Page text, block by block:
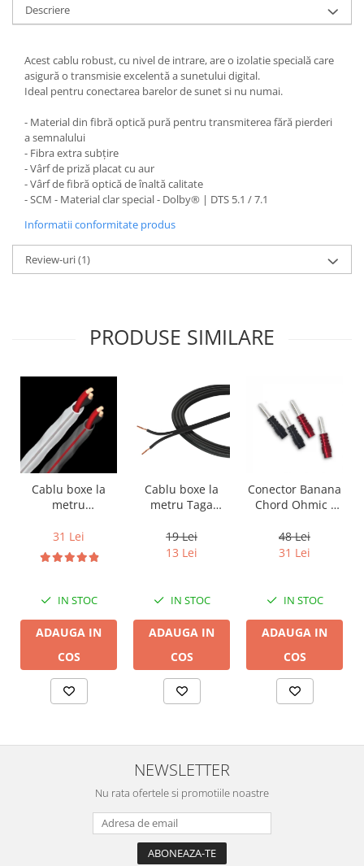
Descriere
Acest cablu robust, cu nivel de intrare, are o izolatie specială care
asigură o transmisie excelentă a sunetului digital.
Ideal pentru conectarea barelor de sunet si nu numai.
- Material din fibră optică pură pentru transmiterea fără pierderi
a semnalului
- Fibra extra subțire
- Vârf de priză placat cu aur
- Vârf de fibră optică de înaltă calitate
- SCM - Material clar special - Dolby® | DTS 5.1 / 7.1
Informatii conformitate produs
Review-uri(1)
PRODUSE SIMILARE
Cablu boxe la
metru
DB 16/2,
conductor cupru
LGC
31 Lei
IN STOC
ADAUGA IN
COS
Cablu boxe la
metru Taga
14B, 2 x 2mm
19 Lei
13 Lei
IN STOC
ADAUGA IN
COS
Conector Banana
Chord Ohmic -
48 Lei
31 Lei
IN STOC
ADAUGA IN
COS
NEWSLETTER
Nu rata ofertele si promotiile noastre